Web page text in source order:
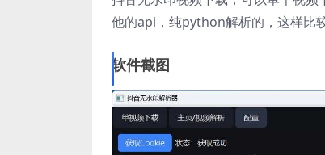
他的api，纯python解析的，这样比
软件截图